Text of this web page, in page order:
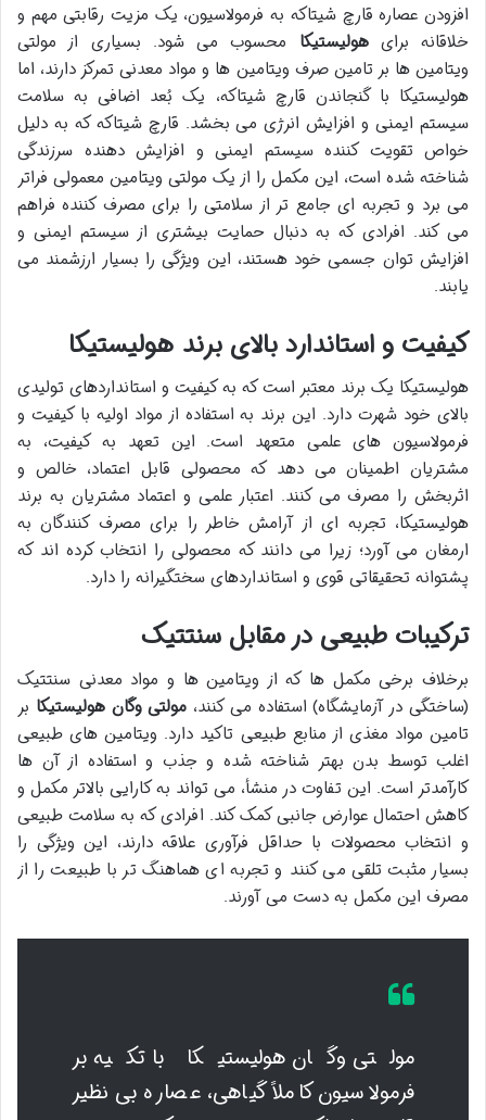
افزودن عصاره قارچ شیتاکه به فرمولاسیون، یک مزیت رقابتی مهم و
خلاقانه برایهولیستیکا محسوب می شود. بسیاری از مولتی
ویتامین ها بر تامین صرف ویتامین ها و مواد معدنی تمرکز دارند، اما
هولیستیکا با گنجاندن قارچ شیتاکه، یک بُعد اضافی به سلامت
سیستم ایمنی و افزایش انرژی می بخشد. قارچ شیتاکه که به دلیل
خواص تقویت کننده سیستم ایمنی و افزایش دهنده سرزندگی
شناخته شده است، این مکمل را از یک مولتی ویتامین معمولی فراتر
می برد و تجربه ای جامع تر از سلامتی را برای مصرف کننده فراهم
می کند. افرادی که به دنبال حمایت بیشتری از سیستم ایمنی و
افزایش توان جسمی خود هستند، این ویژگی را بسیار ارزشمند می
یابند.
کیفیت و استاندارد بالای برند هولیستیکا
هولیستیکا یک برند معتبر است که به کیفیت و استانداردهای تولیدی
بالای خود شهرت دارد. این برند به استفاده از مواد اولیه با کیفیت و
فرمولاسیون های علمی متعهد است. این تعهد به کیفیت، به
مشتریان اطمینان می دهد که محصولی قابل اعتماد، خالص و
اثربخش را مصرف می کنند. اعتبار علمی و اعتماد مشتریان به برند
هولیستیکا، تجربه ای از آرامش خاطر را برای مصرف کنندگان به
ارمغان می آورد؛ زیرا می دانند که محصولی را انتخاب کرده اند که
پشتوانه تحقیقاتی قوی و استانداردهای سختگیرانه را دارد.
ترکیبات طبیعی در مقابل سنتتیک
برخلاف برخی مکمل ها که از ویتامین ها و مواد معدنی سنتتیک
(ساختگی در آزمایشگاه) استفاده می کنند، مولتی وگان هولیستیکا بر
تامین مواد مغذی از منابع طبیعی تاکید دارد. ویتامین های طبیعی
اغلب توسط بدن بهتر شناخته شده و جذب و استفاده از آن ها
کارآمدتر است. این تفاوت در منشأ، می تواند به کارایی بالاتر مکمل و
کاهش احتمال عوارض جانبی کمک کند. افرادی که به سلامت طبیعی
و انتخاب محصولات با حداقل فرآوری علاقه دارند، این ویژگی را
بسیار مثبت تلقی می کنند و تجربه ای هماهنگ تر با طبیعت را از
مصرف این مکمل به دست می آورند.
مولتی وگان هولیستیکا با تکیه بر
فرمولاسیون کاملاً گیاهی، عصاره بی نظیر